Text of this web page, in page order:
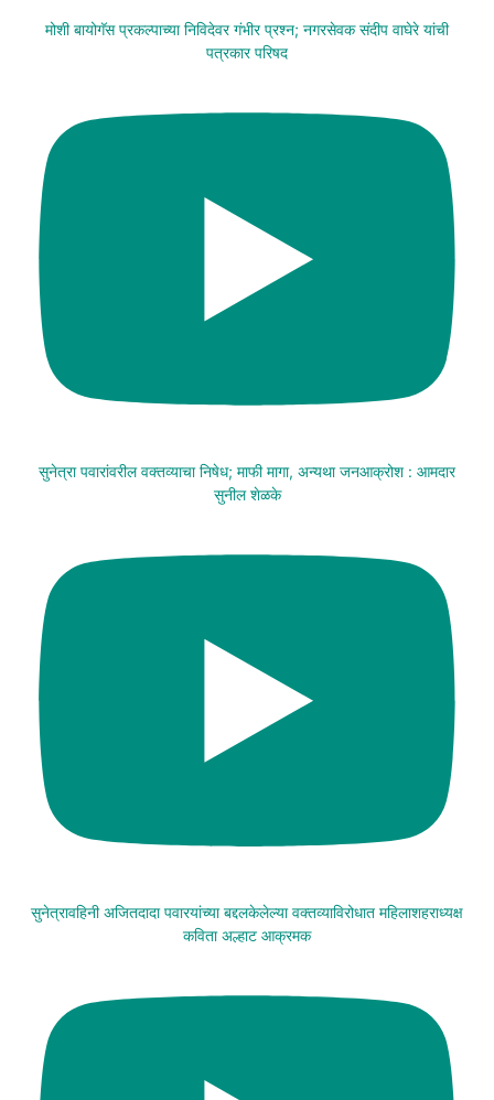
मोशी बायोगॅस प्रकल्पाच्या निविदेवर गंभीर प्रश्न; नगरसेवक संदीप वाघेरे यांची
पत्रकार परिषद
सुनेत्रा पवारांवरील वक्तव्याचा निषेध; माफी मागा, अन्यथा जनआक्रोश : आमदार
सुनील शेळके
सुनेत्रावहिनी अजितदादा पवारयांच्या बद्दलकेलेल्या वक्तव्याविरोधात महिलाशहराध्यक्ष
कविता अल्हाट आक्रमक